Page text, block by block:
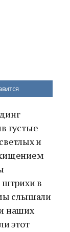
густые
и
штрихи в
слышали
наших
этот